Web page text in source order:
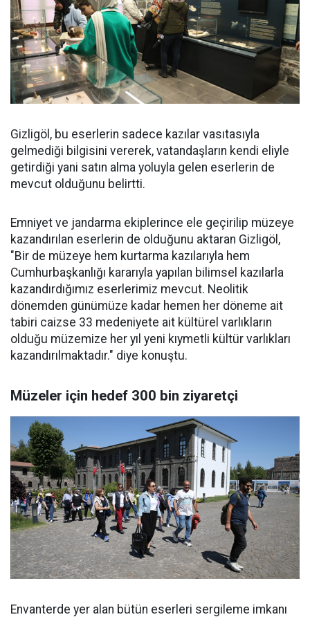
Gizligöl, bu eserlerin sadece kazılar vasıtasıyla
gelmediği bilgisini vererek, vatandaşların kendi eliyle
getirdiği yani satın alma yoluyla gelen eserlerin de
mevcut olduğunu belirtti.
Emniyet ve jandarma ekiplerince ele geçirilip müzeye
kazandırılan eserlerin de olduğunu aktaran Gizligöl,
"Bir de müzeye hem kurtarma kazılarıyla hem
Cumhurbaşkanlığı kararıyla yapılan bilimsel kazılarla
kazandırdığımız eserlerimiz mevcut. Neolitik
dönemden günümüze kadar hemen her döneme ait
tabiri caizse 33 medeniyete ait kültürel varlıkların
olduğu müzemize her yıl yeni kıymetli kültür varlıkları
kazandırılmaktadır." diye konuştu.
Müzeler için hedef 300 bin ziyaretçi
Envanterde yer alan bütün eserleri sergileme imkanı